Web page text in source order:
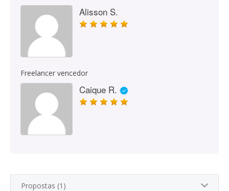
Alisson S.
Freelancer vencedor
Caique R.
Propostas (1)